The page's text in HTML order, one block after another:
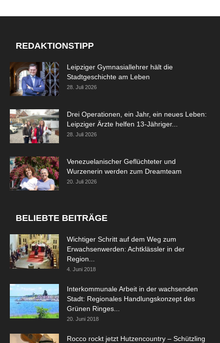
REDAKTIONSTIPP
Leipziger Gymnasiallehrer hält die
Stadtgeschichte am Leben
28. Juli 2026
Drei Operationen, ein Jahr, ein neues Leben:
Leipziger Ärzte helfen 13-Jähriger...
28. Juli 2026
Venezuelanischer Geflüchteter und
Wurzenerin werden zum Dreamteam
20. Juli 2026
BELIEBTE BEITRÄGE
Wichtiger Schritt auf dem Weg zum
Erwachsenwerden: Achtklässler in der
Region...
4. Juni 2018
Interkommunale Arbeit in der wachsenden
Stadt: Regionales Handlungskonzept des
Grünen Ringes...
20. Juni 2018
Rocco rockt jetzt Hutzencountry – Schützling